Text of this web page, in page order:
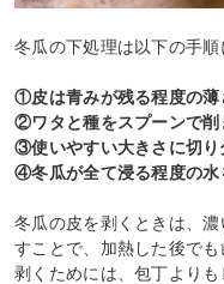
冬瓜の下処理は以下の手順
①皮は青みが残る程度の薄
②ワタと種をスプーンで削
③使いやすい大きさに切り
④冬瓜が全て浸る程度の水
冬瓜の皮を剥くときは、
すことで、加熱した後で
剥くためには、包丁よりも